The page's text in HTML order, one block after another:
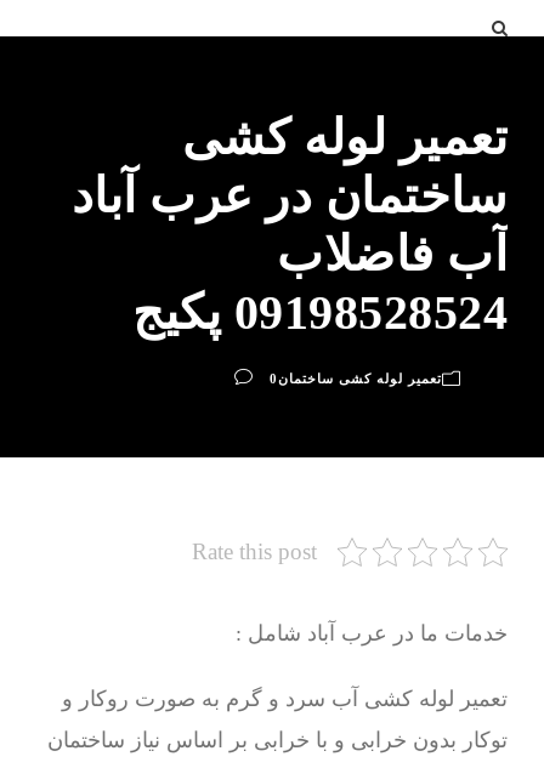
تعمیر لوله کشی
ساختمان در عرب‌ آباد
آب فاضلاب
09198528524 پکیج
تعمیر لوله کشی ساختمان0
Rate this post
خدمات ما در عرب‌ آباد شامل :
تعمیر لوله کشی آب سرد و گرم به صورت روکار و
توکار بدون خرابی و با خرابی بر اساس نیاز ساختمان